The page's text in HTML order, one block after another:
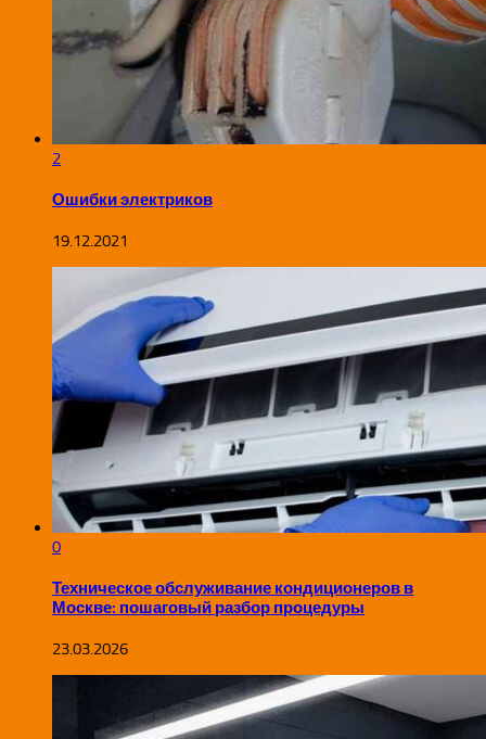
2
Ошибки электриков
19.12.2021
0
Техническое обслуживание кондиционеров в
Москве: пошаговый разбор процедуры
23.03.2026